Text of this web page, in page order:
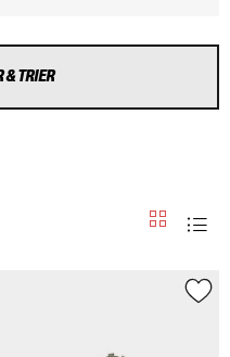
& TRIER